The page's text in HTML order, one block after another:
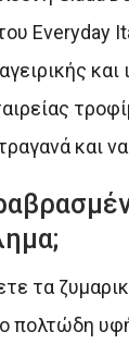
Everyday
και
και
τα
πολτώδη